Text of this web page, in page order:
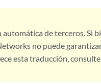
de terceros. Si
no puede
esta traducción,